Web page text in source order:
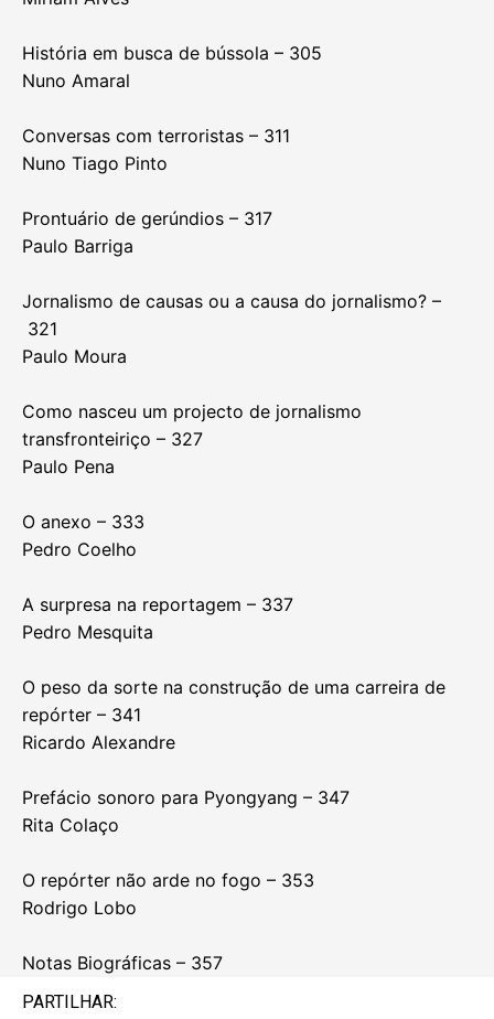
História em busca de bússola – 305
Nuno Amaral
Conversas com terroristas – 311
Nuno Tiago Pinto
Prontuário de gerúndios – 317
Paulo Barriga
Jornalismo de causas ou a causa do jornalismo? –
321
Paulo Moura
Como nasceu um projecto de jornalismo
transfronteiriço – 327
Paulo Pena
O anexo – 333
Pedro Coelho
A surpresa na reportagem – 337
Pedro Mesquita
O peso da sorte na construção de uma carreira de
repórter – 341
Ricardo Alexandre
Prefácio sonoro para Pyongyang – 347
Rita Colaço
O repórter não arde no fogo – 353
Rodrigo Lobo
Notas Biográficas – 357
PARTILHAR: